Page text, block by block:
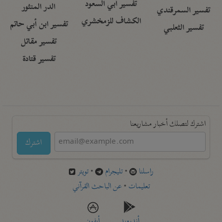
تفسير السمرقندي
تفسير الثعلبي
تفسير أبي السعود
الكشاف للزمخشري
الدر المنثور
تفسير ابن أبي حاتم
تفسير مقاتل
تفسير قتادة
اشترك لتصلك أخبار مشاريعنا
اشترك
راسلنا •تليجرام •تويتر
تعليمات •عن الباحث القرآني